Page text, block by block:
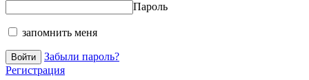
Пароль
запомнить меня
Забыли пароль?
Регистрация